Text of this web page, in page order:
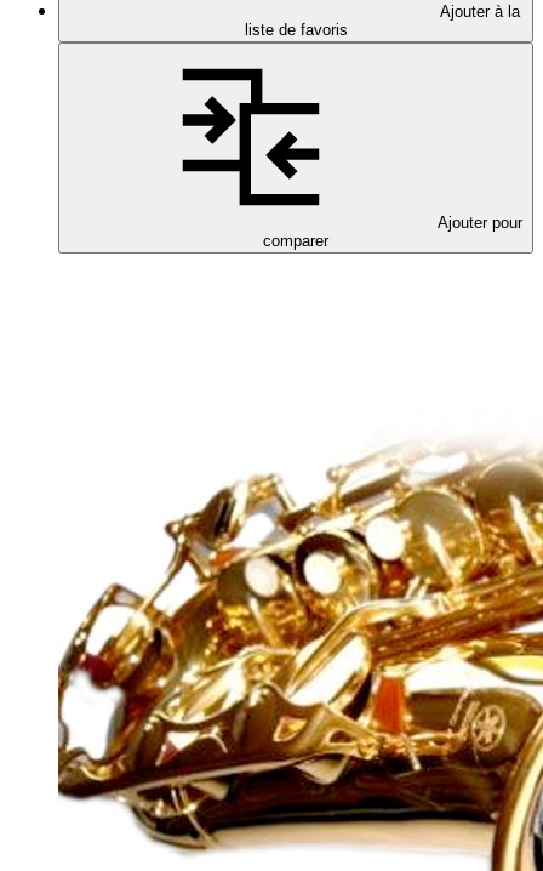
Ajouter à la
liste de favoris
Ajouter pour
comparer